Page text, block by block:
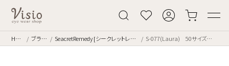
Home ブランド SeacretRemedy [シークレットレメディー] S-077(Laura) 50サイズ color.6